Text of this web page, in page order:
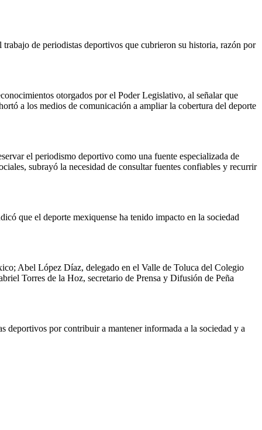
de periodistas deportivos que cubrieron su historia, razón por
otorgados por el Poder Legislativo, al señalar que
a los medios de comunicación a ampliar la cobertura del deporte
el periodismo deportivo como una fuente especializada de
subrayó la necesidad de consultar fuentes confiables y recurrir
que el deporte mexiquense ha tenido impacto en la sociedad
Abel López Díaz, delegado en el Valle de Toluca del Colegio
Torres de la Hoz, secretario de Prensa y Difusión de Peña
deportivos por contribuir a mantener informada a la sociedad y a